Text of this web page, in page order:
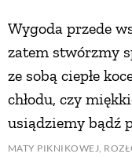
Wygoda przede
zatem stwórzmy
ze sobą ciepłe
chłodu, czy
usiądziemy bądź
MATY PIKNIKOWEJ,